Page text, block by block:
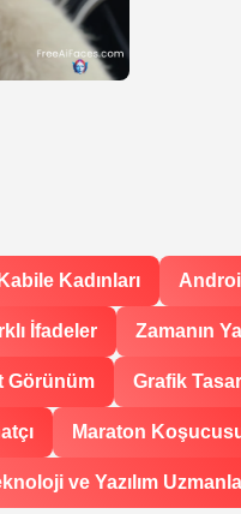
Kadınları
İfadeler Zamanın
Görünüm Grafik
Maraton
ve Yazılım